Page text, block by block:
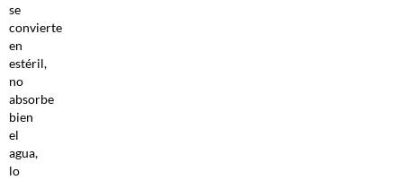
se
convierte
en
estéril,
no
absorbe
bien
el
agua,
lo